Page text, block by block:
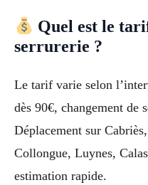
Quel est le
serrurerie ?
Le tarif varie selon
dès 90€, changement de
Déplacement sur
Collongue, Luynes,
estimation rapide.